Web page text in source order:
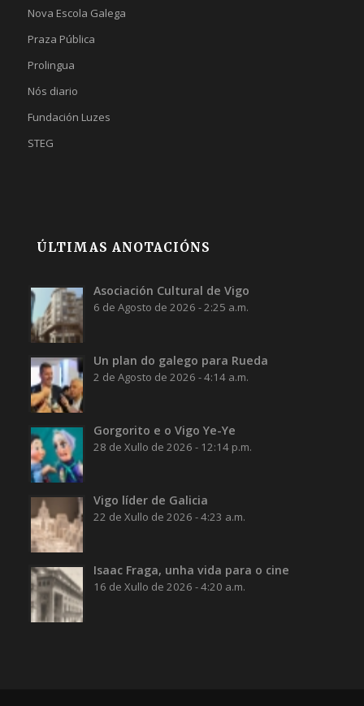
Nova Escola Galega
Praza Pública
Prolingua
Nós diario
Fundación Luzes
STEG
ÚLTIMAS ANOTACIÓNS
Asociación Cultural de Vigo
6 de Agosto de 2026 - 2:25 a.m.
Un plan do galego para Rueda
2 de Agosto de 2026 - 4:14 a.m.
Gorgorito e o Vigo Ye-Ye
28 de Xullo de 2026 - 12:14 p.m.
Vigo líder de Galicia
22 de Xullo de 2026 - 4:23 a.m.
Isaac Fraga, unha vida para o cine
16 de Xullo de 2026 - 4:20 a.m.